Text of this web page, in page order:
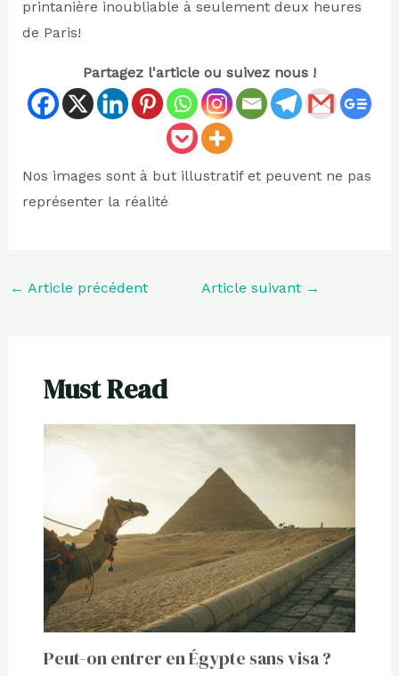
printanière inoubliable à seulement deux heures
de Paris!
Partagez l'article ou suivez nous !
Nos images sont à but illustratif et peuvent ne pas
représenter la réalité
← Article précédent Article suivant →
Must Read
Peut-on entrer en Égypte sans visa ?